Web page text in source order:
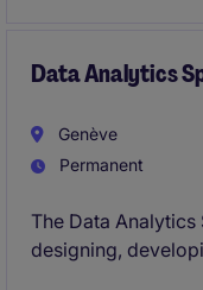
Data Analytics
Genève
Permanent
The Data
designing,